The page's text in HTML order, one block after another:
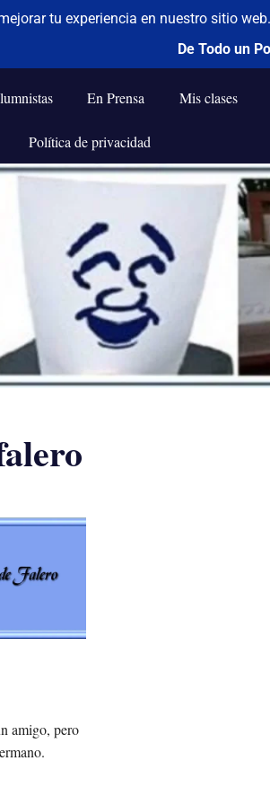
En Prensa Mis clases
Política de privacidad
amigo, pero